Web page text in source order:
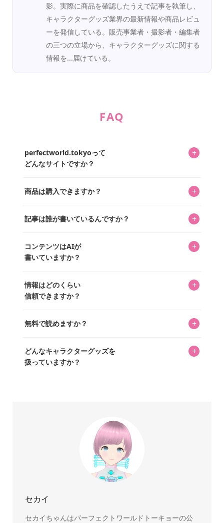
影。実際に商品を確認したうえで記事を執筆し、
キャラクターグッズ業界の最新情報や商品レビュ
ーを発信している。販売事業者・撮影者・編集者
の三つの立場から、キャラクターグッズに関する
情報を...届けている。
FAQ
perfectworld.tokyoって
どんなサイトですか？
+
ってもらうニュースサイトです。運営はキャラグッズコレ
を中心に行われており、私たちは実際に40,000種のキャラグ
商品は購入できますか？ +
「perfectworld.shop」で、ほとんど全てのアイテムを購
があり、そこからジャンプできます。
記事は誰が書いているんですか？ +
ています。記事内の99%を超えるほぼすべての写真も、1枚
ずつ心を込めて自分たちで撮影したものです。さらに、10
ッズを収集し、月に1,000点の新商品を選定・購入する編集
長KOSが全記事を監修しています。
コンテンツはAIが
書いていますか？
+
書いています。AIは使用していません。編集長KOSが最終確
認を行い、手動で更新しています。
情報はどのくらい
信頼できますか？
+
いをお届けすることは保証します。なお、記事内に価格は
め、正確な情報をお伝えできないからです。
無料で読めますか？ +
どんなキャラクターグッズを
扱っていますか？
+
ーをいち早く皆さんにお届けすることも、私たちの使命の
セカイ
セカイちゃんはパーフェクトワールドトーキョーの公